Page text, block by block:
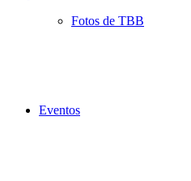
Fotos de TBB
Eventos